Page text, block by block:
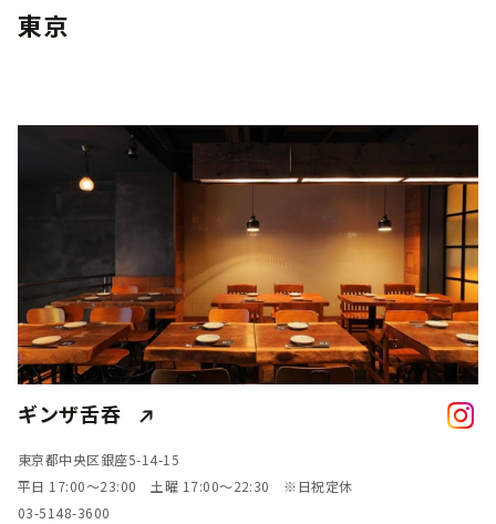
BAR
Fine Dining
Casual Dining
HERITAGE RESTAURANTS
ケータリング
ウェディングパーティー
100人以上
東京
ギンザ舌呑
東京都中央区銀座5-14-15
平日 17:00～23:00 土曜 17:00～22:30 ※日祝定休
03-5148-3600